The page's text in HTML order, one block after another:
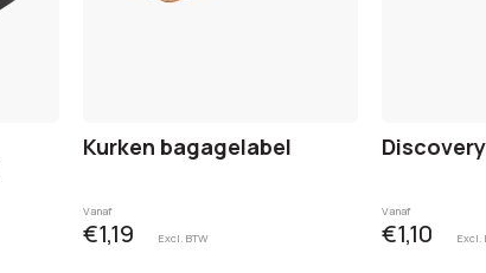
Kurken bagagelabel
Vanaf
€1,19 Excl. BTW
Vanaf
€1,10 Excl.